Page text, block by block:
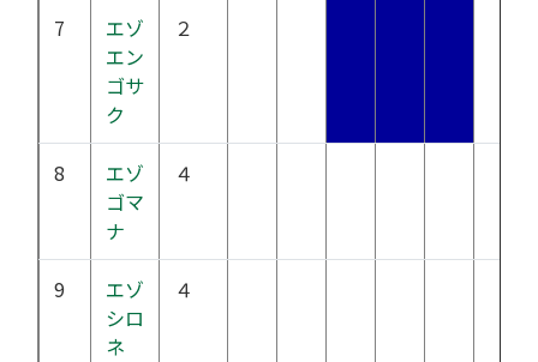
7
エゾ
エン
ゴサ
ク
２
8
エゾ
ゴマ
ナ
４
9
エゾ
シロ
ネ
４